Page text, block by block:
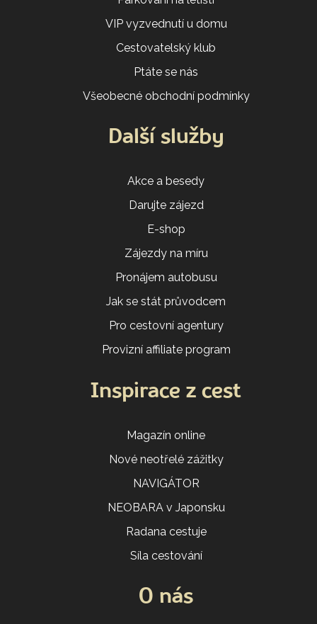
VIP vyzvednutí u domu
Cestovatelský klub
Ptáte se nás
Všeobecné obchodní podmínky
Další služby
Akce a besedy
Darujte zájezd
E-shop
Zájezdy na míru
Pronájem autobusu
Jak se stát průvodcem
Pro cestovní agentury
Provizní affiliate program
Inspirace z cest
Magazín online
Nové neotřelé zážitky
NAVIGÁTOR
NEOBARA v Japonsku
Radana cestuje
Síla cestování
O nás